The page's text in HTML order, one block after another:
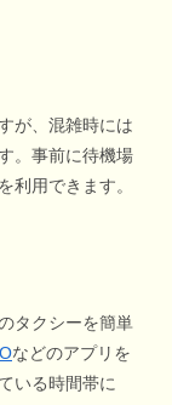
が、混雑時には
。事前に待機場
利用できます。
タクシーを簡単
などのアプリを
いる時間帯に